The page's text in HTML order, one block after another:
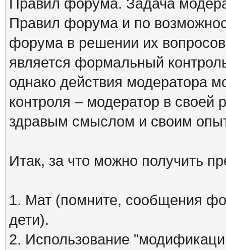
Правил форума и по
форума в решении их
является формальный
однако действия модератора
контроля – модератор в своей
здравым смыслом и своим
Итак, за что можно получить
1. Мат (помните, сообщения
дети).
2. Использование